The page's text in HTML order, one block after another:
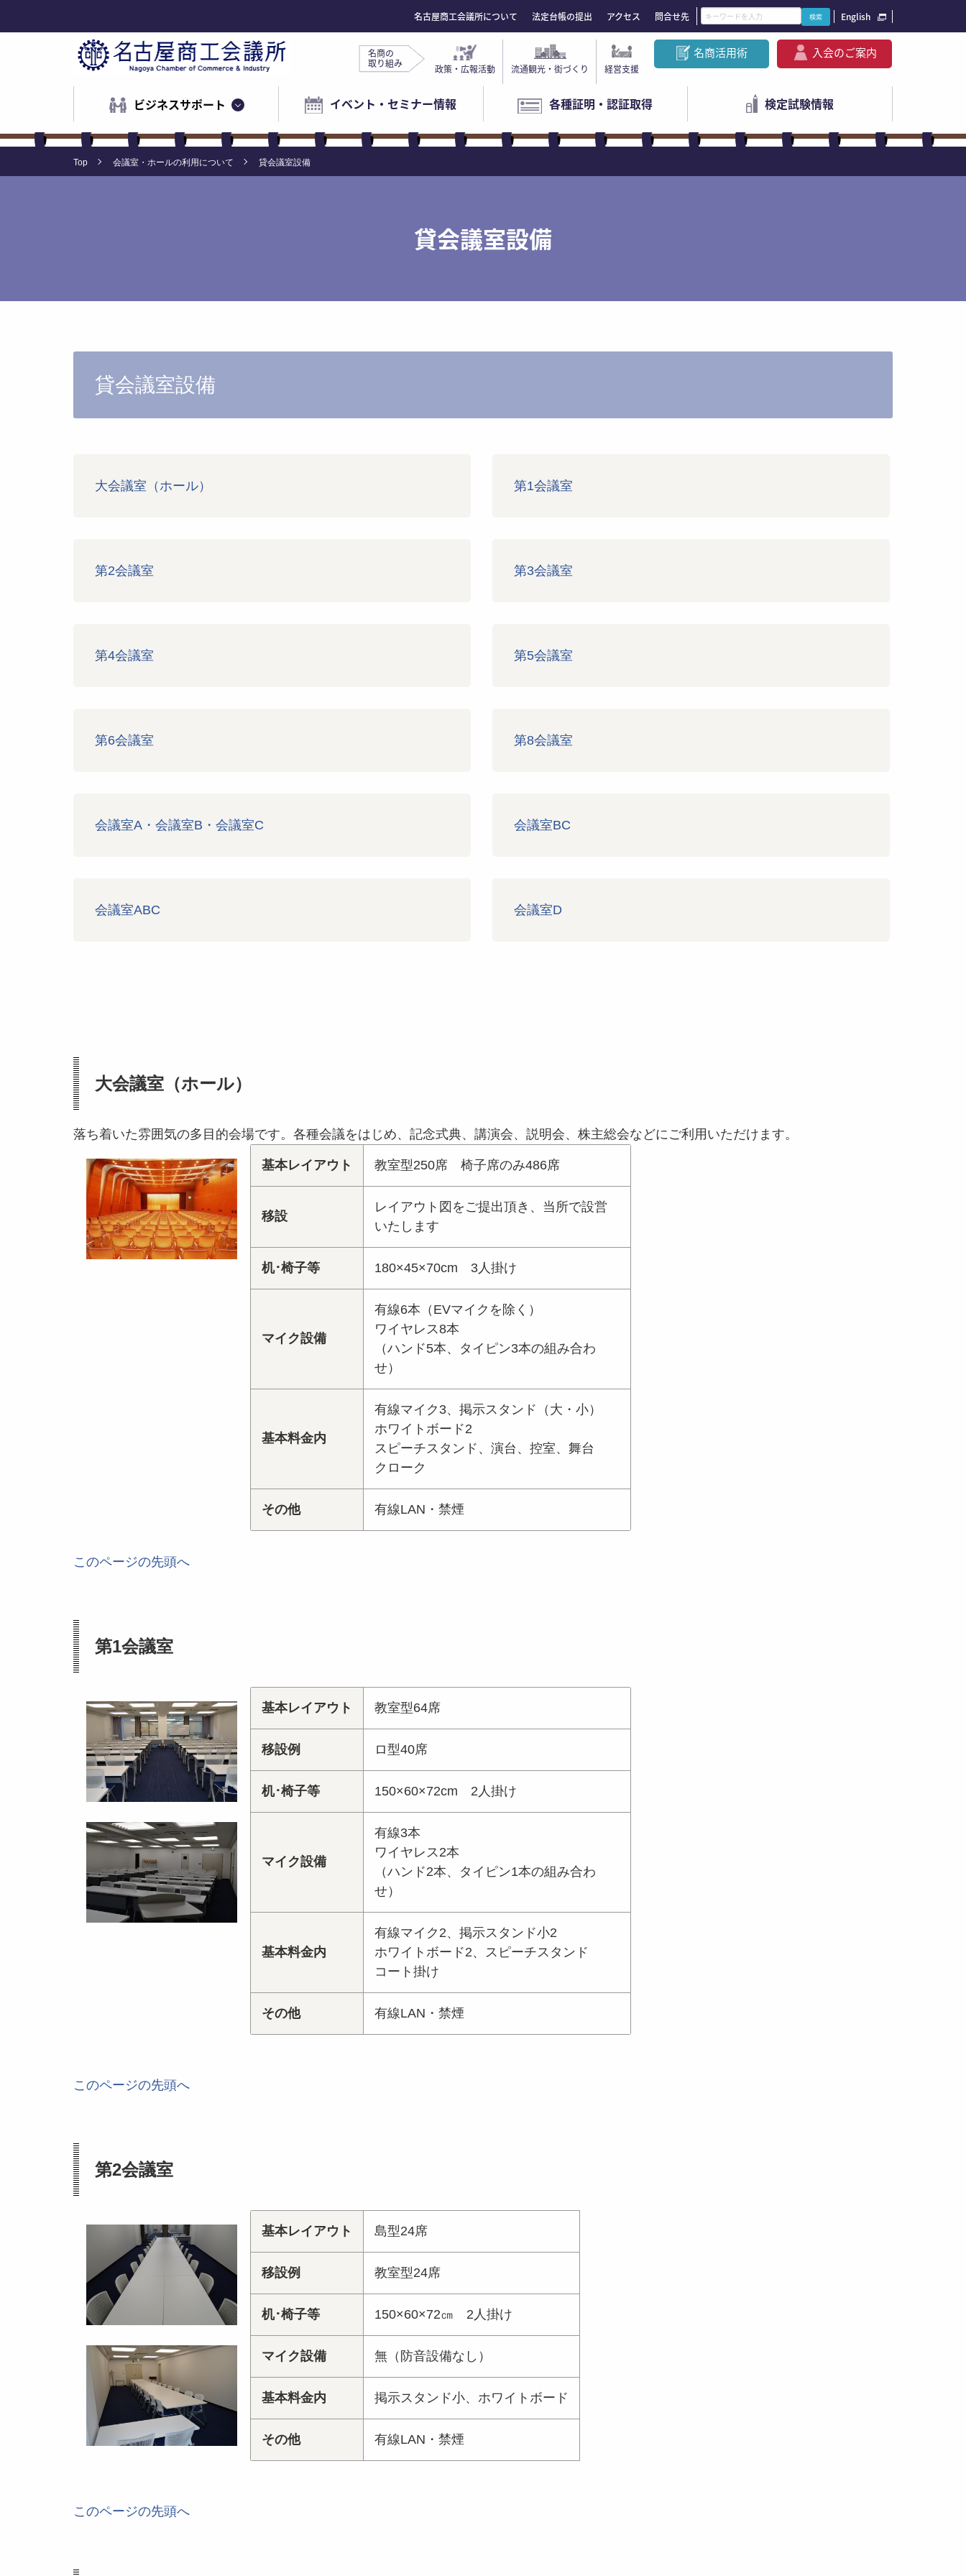
ビジネスサポート イベント・セミナー情報 各種証明・認証取得 検定試験情報
名商の
取り組み 政策・広報活動 流通観光・街づくり 経営支援
名商活用術 入会のご案内
名古屋商工会議所について 法定台帳の提出 アクセス 問合せ先 English
Top 会議室・ホールの利用について 貸会議室設備
貸会議室設備
貸会議室設備
大会議室（ホール） 第1会議室
第2会議室 第3会議室
第4会議室 第5会議室
第6会議室 第8会議室
会議室A・会議室B・会議室C 会議室BC
会議室ABC 会議室D
大会議室（ホール）
落ち着いた雰囲気の多目的会場です。各種会議をはじめ、記念式典、講演会、説明会、株主総会などにご利用いただけます。
基本レイアウト 教室型250席 椅子席のみ486席
移設
レイアウト図をご提出頂き、当所で設営
いたします
机･椅子等 180×45×70cm 3人掛け
マイク設備
有線6本（EVマイクを除く）
ワイヤレス8本
（ハンド5本、タイピン3本の組み合わ
せ）
基本料金内
有線マイク3、掲示スタンド（大・小）
ホワイトボード2
スピーチスタンド、演台、控室、舞台
クローク
その他 有線LAN・禁煙
このページの先頭へ
第1会議室
基本レイアウト 教室型64席
移設例 ロ型40席
机･椅子等 150×60×72cm 2人掛け
マイク設備
有線3本
ワイヤレス2本
（ハンド2本、タイピン1本の組み合わ
せ）
基本料金内
有線マイク2、掲示スタンド小2
ホワイトボード2、スピーチスタンド
コート掛け
その他 有線LAN・禁煙
このページの先頭へ
第2会議室
基本レイアウト 島型24席
移設例 教室型24席
机･椅子等 150×60×72㎝ 2人掛け
マイク設備 無（防音設備なし）
基本料金内 掲示スタンド小、ホワイトボード
その他 有線LAN・禁煙
このページの先頭へ